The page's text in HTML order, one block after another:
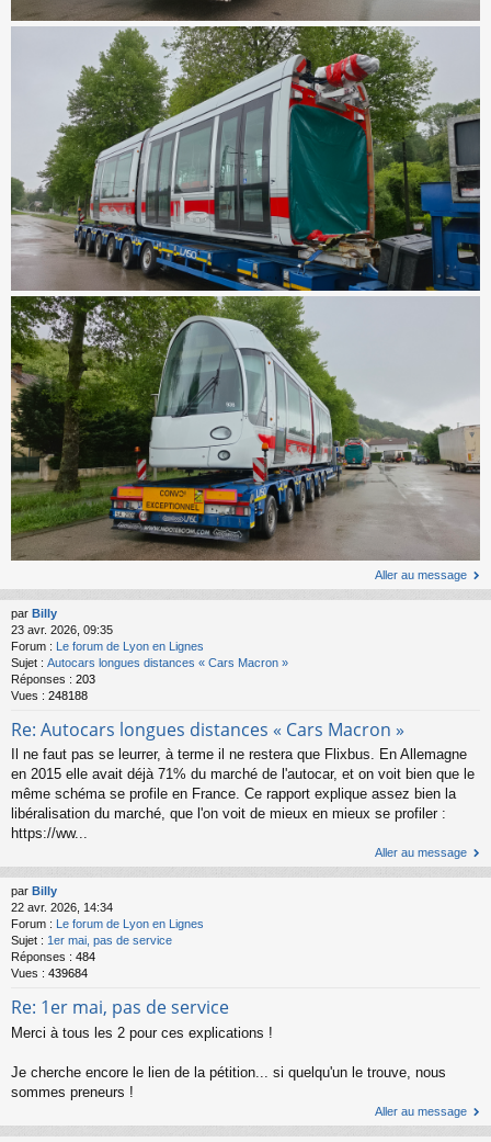
Aller au message
par Billy
23 avr. 2026, 09:35
Forum : Le forum de Lyon en Lignes
Sujet : Autocars longues distances « Cars Macron »
Réponses : 203
Vues : 248188
Re: Autocars longues distances « Cars Macron »
Il ne faut pas se leurrer, à terme il ne restera que Flixbus. En Allemagne
en 2015 elle avait déjà 71% du marché de l'autocar, et on voit bien que le
même schéma se profile en France. Ce rapport explique assez bien la
libéralisation du marché, que l'on voit de mieux en mieux se profiler :
https://ww...
Aller au message
par Billy
22 avr. 2026, 14:34
Forum :
Le forum de Lyon en Lignes
Sujet : 1er mai, pas de service
Réponses : 484
Vues : 439684
Re: 1er mai, pas de service
Merci à tous les 2 pour ces explications !
Je cherche encore le lien de la pétition... si quelqu'un le trouve, nous
sommes preneurs !
Aller au message